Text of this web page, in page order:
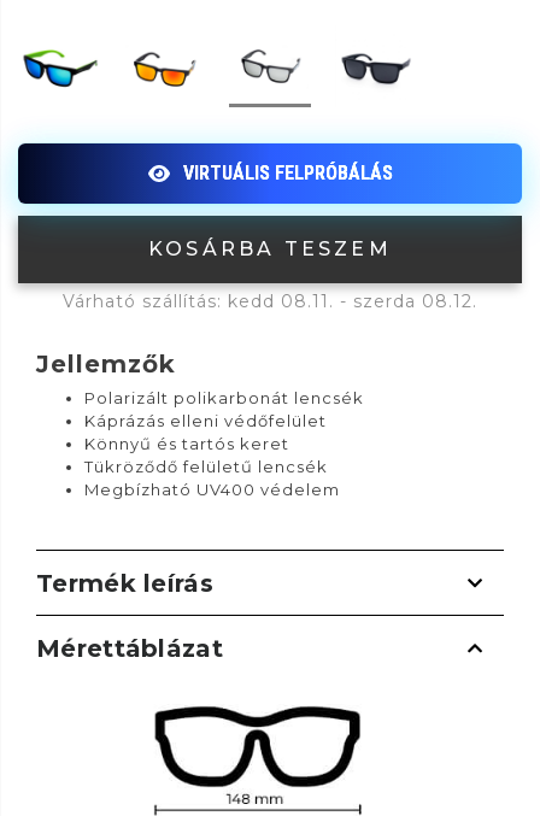
KOSÁRBA TESZEM
Várható szállítás: kedd 08.11. - szerda 08.12.
Jellemzők
Polarizált polikarbonát lencsék
Káprázás elleni védőfelület
Könnyű és tartós keret
Tükröződő felületű lencsék
Megbízható UV400 védelem
Termék leírás
Mérettáblázat